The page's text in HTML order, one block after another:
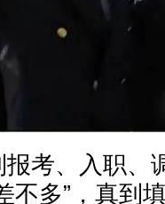
考、入职、
不多”，真到